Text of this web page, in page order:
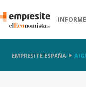
EMPRESITE ESPAÑA